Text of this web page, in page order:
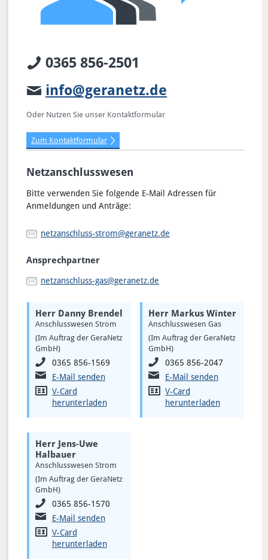
0365 856-2501
info@geranetz.de
Oder Nutzen Sie unser Kontaktformular
Zum Kontaktformular
Netzanschlusswesen
Bitte verwenden Sie folgende E-Mail Adressen für
Anmeldungen und Anträge:
netzanschluss-strom@geranetz.de
Ansprechpartner
netzanschluss-gas@geranetz.de
Herr Danny Brendel
Anschlusswesen Strom
(Im Auftrag der GeraNetz
GmbH)
0365 856-1569
E-Mail senden
V-Card
herunterladen
Herr Markus Winter
Anschlusswesen Gas
(Im Auftrag der GeraNetz
GmbH)
0365 856-2047
E-Mail senden
V-Card
herunterladen
Herr Jens-Uwe
Halbauer
Anschlusswesen Strom
(Im Auftrag der GeraNetz
GmbH)
0365 856-1570
E-Mail senden
V-Card
herunterladen